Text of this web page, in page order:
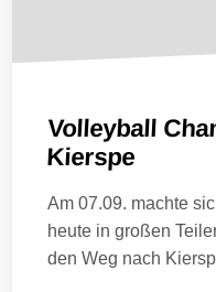
Volleyball
Kierspe
Am 07.09. machte
heute in großen
den Weg nach